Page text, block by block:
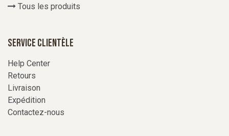
Tous les produits
Service Clientèle
Help Center
Retours
Livraison
Expédition
Contactez-nous